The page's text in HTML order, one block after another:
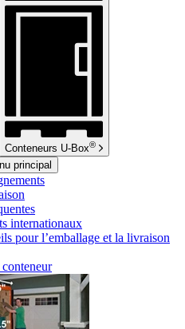
Conteneurs U-Box®
principal
internationaux
pour l’emballage et la livraison